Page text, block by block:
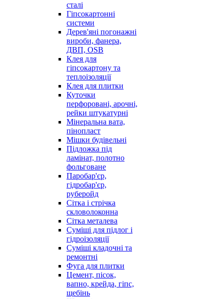
сталі
Гіпсокартонні
системи
Дерев'яні погонажні
вироби, фанера,
ДВП, OSB
Клея для
гіпсокартону та
теплоізоляції
Клея для плитки
Куточки
перфоровані, арочні,
рейки штукатурні
Мінеральна вата,
пінопласт
Мішки будівельні
Підложка під
ламінат, полотно
фольговане
Паробар'єр,
гідробар'єр,
руберойд
Сітка і стрічка
скловолоконна
Сітка металева
Суміші для підлог і
гідроізоляції
Суміші кладочні та
ремонтні
Фуга для плитки
Цемент, пісок,
вапно, крейда, гіпс,
щебінь